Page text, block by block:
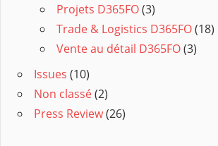
Projets D365FO(3)
Trade & Logistics D365FO(18)
Vente au détail D365FO(3)
Issues (10)
Non classé(2)
Press Review(26)